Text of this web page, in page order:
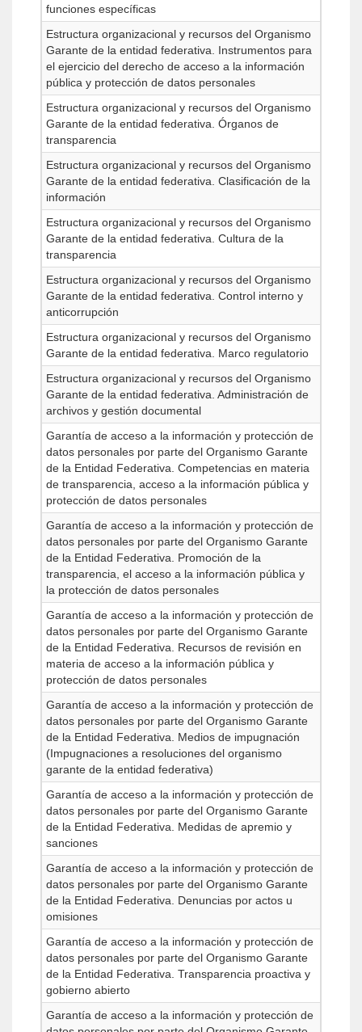
funciones específicas
Estructura organizacional y recursos del Organismo
Garante de la entidad federativa. Instrumentos para
el ejercicio del derecho de acceso a la información
pública y protección de datos personales
Estructura organizacional y recursos del Organismo
Garante de la entidad federativa. Órganos de
transparencia
Estructura organizacional y recursos del Organismo
Garante de la entidad federativa. Clasificación de la
información
Estructura organizacional y recursos del Organismo
Garante de la entidad federativa. Cultura de la
transparencia
Estructura organizacional y recursos del Organismo
Garante de la entidad federativa. Control interno y
anticorrupción
Estructura organizacional y recursos del Organismo
Garante de la entidad federativa. Marco regulatorio
Estructura organizacional y recursos del Organismo
Garante de la entidad federativa. Administración de
archivos y gestión documental
Garantía de acceso a la información y protección de
datos personales por parte del Organismo Garante
de la Entidad Federativa. Competencias en materia
de transparencia, acceso a la información pública y
protección de datos personales
Garantía de acceso a la información y protección de
datos personales por parte del Organismo Garante
de la Entidad Federativa. Promoción de la
transparencia, el acceso a la información pública y
la protección de datos personales
Garantía de acceso a la información y protección de
datos personales por parte del Organismo Garante
de la Entidad Federativa. Recursos de revisión en
materia de acceso a la información pública y
protección de datos personales
Garantía de acceso a la información y protección de
datos personales por parte del Organismo Garante
de la Entidad Federativa. Medios de impugnación
(Impugnaciones a resoluciones del organismo
garante de la entidad federativa)
Garantía de acceso a la información y protección de
datos personales por parte del Organismo Garante
de la Entidad Federativa. Medidas de apremio y
sanciones
Garantía de acceso a la información y protección de
datos personales por parte del Organismo Garante
de la Entidad Federativa. Denuncias por actos u
omisiones
Garantía de acceso a la información y protección de
datos personales por parte del Organismo Garante
de la Entidad Federativa. Transparencia proactiva y
gobierno abierto
Garantía de acceso a la información y protección de